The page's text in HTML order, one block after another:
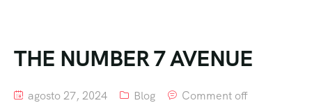
THE NUMBER 7 AVENUE
agosto 27, 2024 Blog Comment off